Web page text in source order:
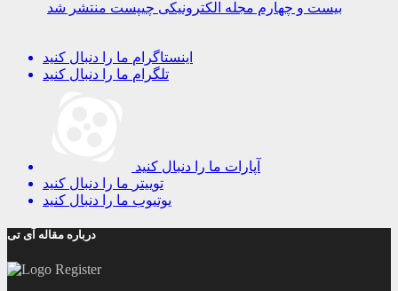
بیست و چهارم مجله الکترونیکی چیپست منتشر شد
اینستاگرام ما را دنبال کنید
تلگرام ما را دنبال کنید
آپارات ما را دنبال کنید
توییتر ما را دنبال کنید
یوتیوب ما را دنبال کنید
درباره مقاله آی تی